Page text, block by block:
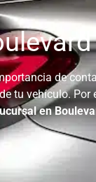
de
tu vehículo. Por
en